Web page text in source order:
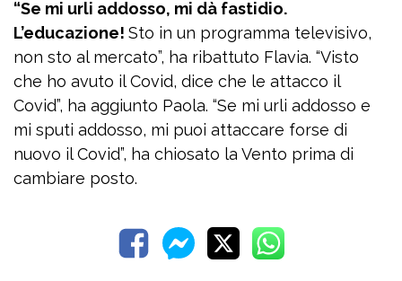
“Se mi urli addosso, mi dà fastidio.
L’educazione! Sto in un programma televisivo,
non sto al mercato”, ha ribattuto Flavia. “Visto
che ho avuto il Covid, dice che le attacco il
Covid”, ha aggiunto Paola. “Se mi urli addosso e
mi sputi addosso, mi puoi attaccare forse di
nuovo il Covid”, ha chiosato la Vento prima di
cambiare posto.